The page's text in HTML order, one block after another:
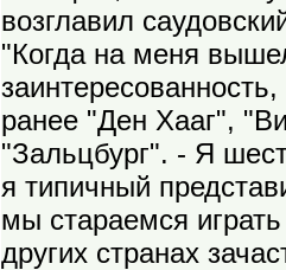
возглавил
"Когда на меня
ранее "Ден Хааг",
"Зальцбург". - Я
я типичный
мы стараемся
других странах